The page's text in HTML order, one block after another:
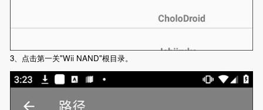
3、点击第一关"Wii NAND"根目录。